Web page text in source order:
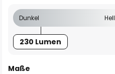
Dunkel Hell
230 Lumen
Maße